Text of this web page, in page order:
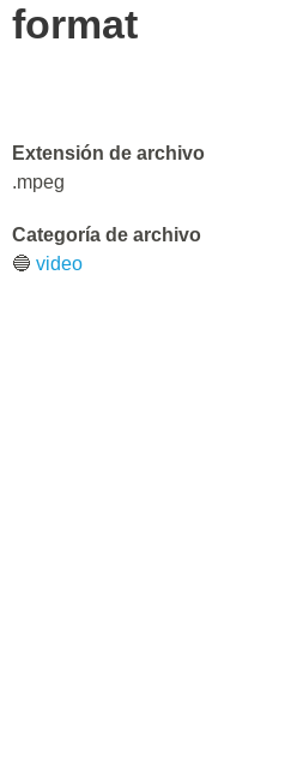
format
Extensión de archivo
.mpeg
Categoría de archivo
🔵 video